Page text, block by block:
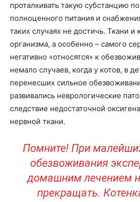
проталкивать такую субстанцию
полноценного питания и
таких случаях не достичь. Ткани и
организма, а особенно – самого
негативно «относятся» к
немало случаев, когда у котов, в
перенесших сильное
развивались неврологические
следствие недостаточной
нервной ткани.
Помните! При
обезвоживания
домашним лечением
прекращать.